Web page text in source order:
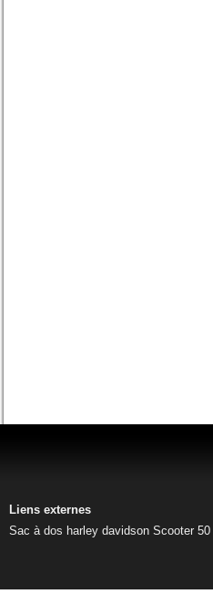
Liens externes
Sac à dos harley davidson Scooter 50